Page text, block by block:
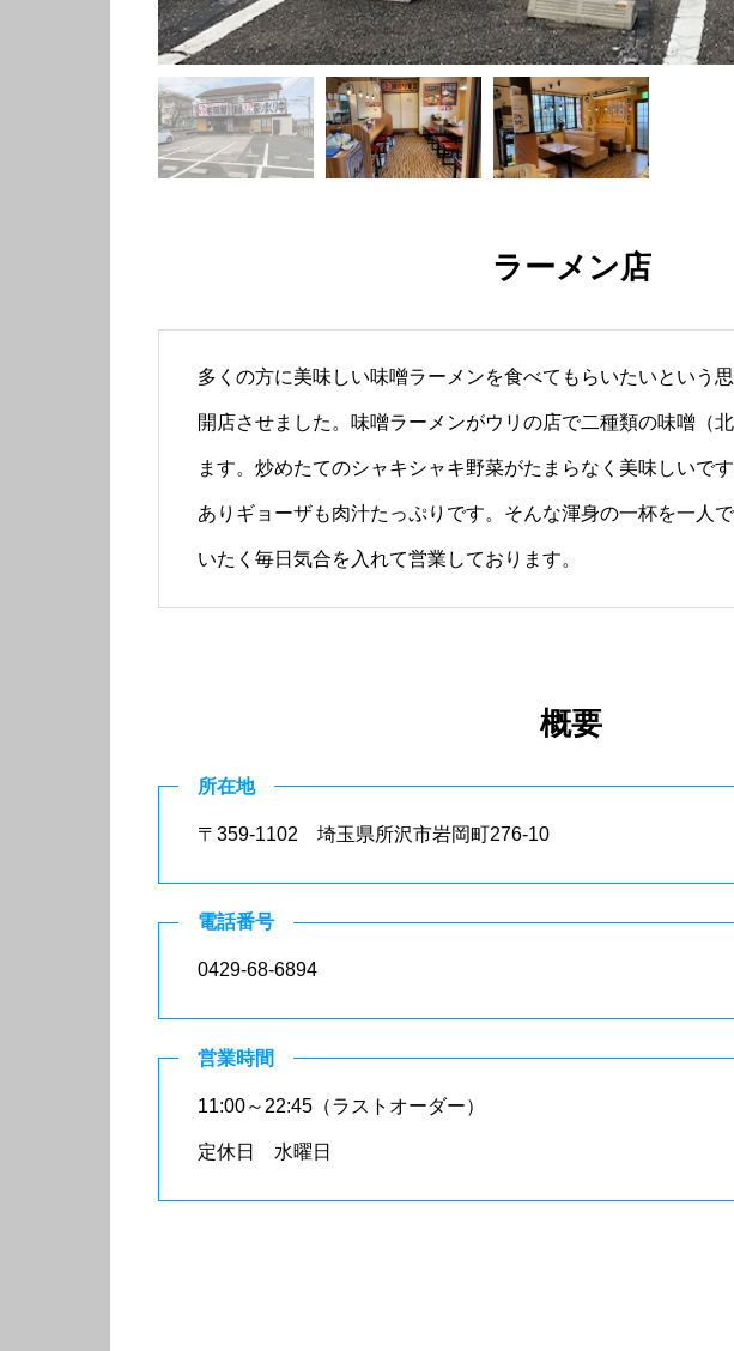
ラーメン店
多くの方に美味しい味噌ラーメンを食べてもらいたいという
開店させました。味噌ラーメンがウリの店で二種類の味噌（
ます。炒めたてのシャキシャキ野菜がたまらなく美味しいで
ありギョーザも肉汁たっぷりです。そんな渾身の一杯を一人
いたく毎日気合を入れて営業しております。
概要
所在地
〒359-1102 埼玉県所沢市岩岡町276-10
電話番号
0429-68-6894
営業時間
11:00～22:45（ラストオーダー）
定休日 水曜日